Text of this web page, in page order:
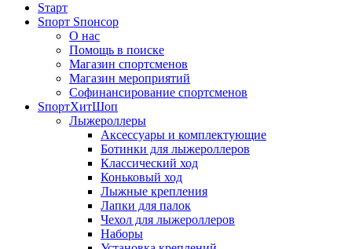
Sтарт
Sпорт Sпонсор
О нас
Помощь в поиске
Магазин спортсменов
Магазин мероприятий
Софинансирование спортсменов
SпортХитШоп
Лыжероллеры
Аксессуары и комплектующие
Ботинки для лыжероллеров
Классический ход
Коньковый ход
Лыжные крепления
Лапки для палок
Чехол для лыжероллеров
Наборы